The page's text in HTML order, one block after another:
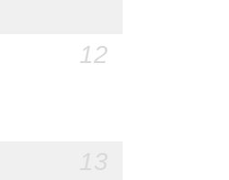
12